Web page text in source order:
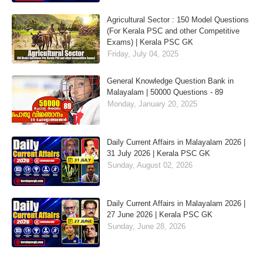
Agricultural Sector : 150 Model Questions
(For Kerala PSC and other Competitive
Exams) | Kerala PSC GK
Friday, July 04, 2025
General Knowledge Question Bank in
Malayalam | 50000 Questions - 89
Monday, January 20, 2025
Daily Current Affairs in Malayalam 2026 |
31 July 2026 | Kerala PSC GK
Sunday, August 02, 2026
Daily Current Affairs in Malayalam 2026 |
27 June 2026 | Kerala PSC GK
Sunday, June 28, 2026